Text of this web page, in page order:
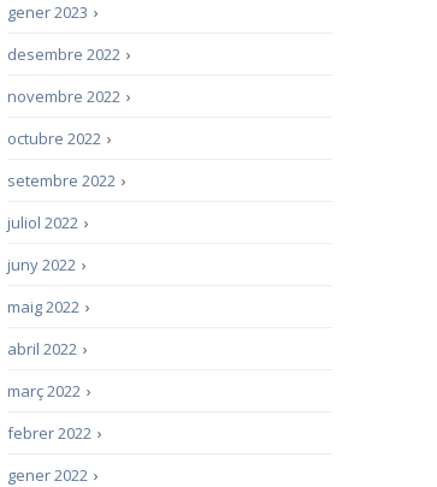
›
gener 2023
›
desembre 2022
›
novembre 2022
›
octubre 2022
›
setembre 2022
›
juliol 2022
›
juny 2022
›
maig 2022
›
abril 2022
›
març 2022
›
febrer 2022
›
gener 2022